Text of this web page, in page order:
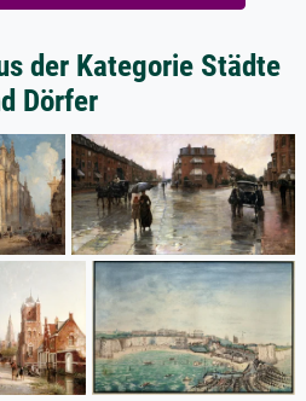
der Kategorie Städte
Dörfer